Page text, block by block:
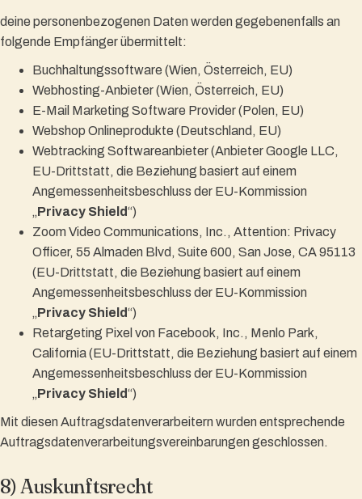
deine personenbezogenen Daten werden gegebenenfalls an
folgende Empfänger übermittelt:
Buchhaltungssoftware (Wien, Österreich, EU)
Webhosting-Anbieter (Wien, Österreich, EU)
E-Mail Marketing Software Provider (Polen, EU)
Webshop Onlineprodukte (Deutschland, EU)
Webtracking Softwareanbieter (Anbieter Google LLC,
EU-Drittstatt, die Beziehung basiert auf einem
Angemessenheitsbeschluss der EU-Kommission
„Privacy Shield“)
Zoom Video Communications, Inc., Attention: Privacy
Officer, 55 Almaden Blvd, Suite 600, San Jose, CA 95113
(EU-Drittstatt, die Beziehung basiert auf einem
Angemessenheitsbeschluss der EU-Kommission
„Privacy Shield“)
Retargeting Pixel von Facebook, Inc., Menlo Park,
California (EU-Drittstatt, die Beziehung basiert auf einem
Angemessenheitsbeschluss der EU-Kommission
„Privacy Shield“)
Mit diesen Auftragsdatenverarbeitern wurden entsprechende
Auftragsdatenverarbeitungsvereinbarungen geschlossen.
8) Auskunftsrecht